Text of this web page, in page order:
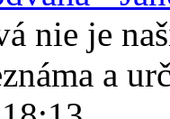
nie je
a